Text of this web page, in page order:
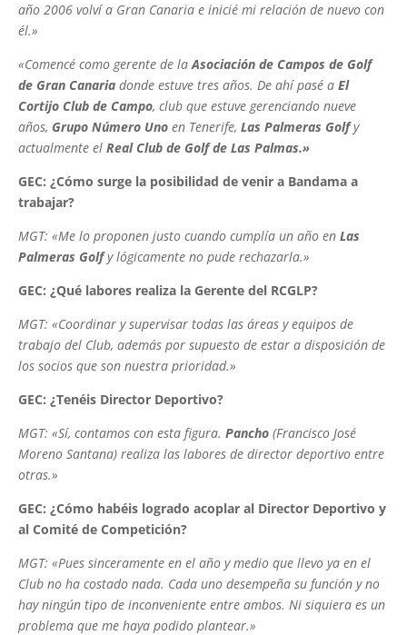
año 2006 volví a Gran Canaria e inicié mi relación de nuevo con
él.»
«Comencé como gerente de laAsociación de Campos de Golf
de Gran Canaria donde estuve tres años. De ahí pasé a El
Cortijo Club de Campo, club que estuve gerenciando nueve
años, Grupo Número Uno en Tenerife, Las Palmeras Golfy
actualmente el Real Club de Golf de Las Palmas.»
GEC: ¿Cómo surge la posibilidad de venir a Bandama a
trabajar?
MGT: «Me lo proponen justo cuando cumplía un año en Las
Palmeras Golfy lógicamente no pude rechazarla.»
GEC: ¿Qué labores realiza la Gerente del RCGLP?
MGT: «Coordinar y supervisar todas las áreas y equipos de
trabajo del Club, además por supuesto de estar a disposición de
los socios que son nuestra prioridad.»
GEC: ¿Tenéis Director Deportivo?
MGT: «Sí, contamos con esta figura. Pancho (Francisco José
Moreno Santana) realiza las labores de director deportivo entre
otras.»
GEC: ¿Cómo habéis logrado acoplar al Director Deportivo y
al Comité de Competición?
MGT: «Pues sinceramente en el año y medio que llevo ya en el
Club no ha costado nada. Cada uno desempeña su función y no
hay ningún tipo de inconveniente entre ambos. Ni siquiera es un
problema que me haya podido plantear.»